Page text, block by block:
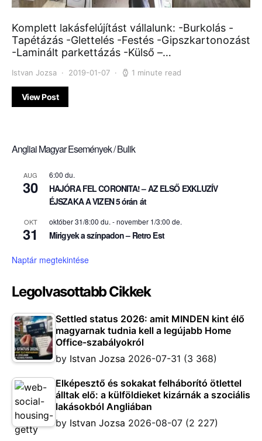
Komplett lakásfelújítást vállalunk: -Burkolás -
Tapétázás -Glettelés -Festés -Gipszkartonozást
-Laminált parkettázás -Külső –…
Istvan Jozsa 2019-01-07 1 minute read
View Post
Angliai Magyar Események / Bulik
AUG
30
6:00 du.
HAJÓRA FEL CORONITA! – AZ ELSŐ EXKLUZÍV
ÉJSZAKA A VIZEN 5 órán át
OKT
31
október 31/8:00 du.-november 1/3:00 de.
Mirigyek a színpadon – Retro Est
Naptár megtekintése
Legolvasottabb Cikkek
Settled status 2026: amit MINDEN kint élő
magyarnak tudnia kell a legújabb Home
Office-szabályokról
by Istvan Jozsa 2026-07-31 (3 368)
Elképesztő és sokakat felháborító ötlettel
álltak elő: a külföldieket kizárnák a szociális
lakásokból Angliában
by Istvan Jozsa 2026-08-07 (2 227)